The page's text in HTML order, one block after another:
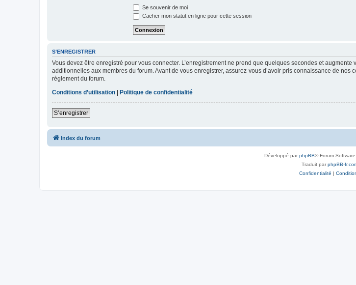
Se souvenir de moi
Cacher mon statut en ligne pour cette session
S’ENREGISTRER
Vous devez être enregistré pour vous connecter. L’enregistrement ne prend que quelques secondes et
additionnelles aux membres du forum. Avant de vous enregistrer, assurez-vous d’avoir pris connaissance de
règlement du forum.
Conditions d’utilisation
Politique de confidentialité
S’enregistrer
Index du forum
Développé parphpBB® Forum
Traduit parphpBB-
Confidentialité |